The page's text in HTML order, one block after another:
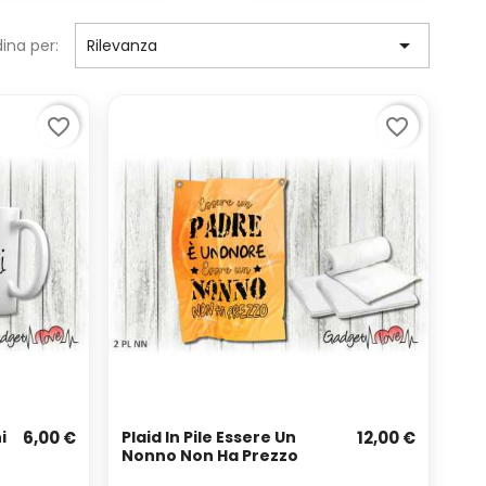
per: Rilevanza 
6,00 €
favorite_border
Plaid In Pile Essere Un
Nonno Non Ha Prezzo
12,00 €
favorite_border